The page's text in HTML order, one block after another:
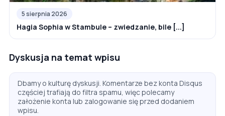
5 sierpnia 2026
Hagia Sophia w Stambule – zwiedzanie, bile [...]
Dyskusja na temat wpisu
Dbamy o kulturę dyskusji. Komentarze bez konta Disqus
częściej trafiają do filtra spamu, więc polecamy
założenie konta lub zalogowanie się przed dodaniem
wpisu.